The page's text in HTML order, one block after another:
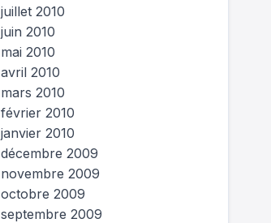
juillet 2010
juin 2010
mai 2010
avril 2010
mars 2010
février 2010
janvier 2010
décembre 2009
novembre 2009
octobre 2009
septembre 2009